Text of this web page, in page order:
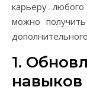
карьеру
можно
1.
навыков